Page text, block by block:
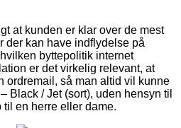
at kunden er klar over de mest
der kan have indflydelse på
byttepolitik internet
er det virkelig relevant, at
ordremail, så man altid vil kunne
Black / Jet (sort), uden hensyn til
en herre eller dame.